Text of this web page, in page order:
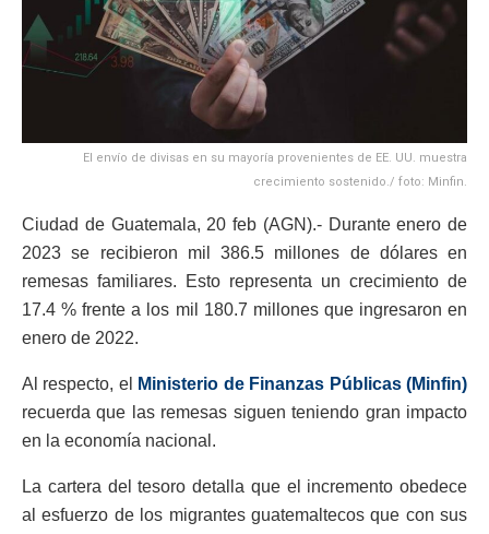
El envío de divisas en su mayoría provenientes de EE. UU. muestra
crecimiento sostenido./ foto: Minfin.
Ciudad de Guatemala, 20 feb (AGN).- Durante enero de
2023 se recibieron mil 386.5 millones de dólares en
remesas familiares. Esto representa un crecimiento de
17.4 % frente a los mil 180.7 millones que ingresaron en
enero de 2022.
Al respecto, el
Ministerio de Finanzas Públicas (Minfin)
recuerda que las remesas siguen teniendo gran impacto
en la economía nacional.
La cartera del tesoro detalla que el incremento obedece
al esfuerzo de los migrantes guatemaltecos que con sus